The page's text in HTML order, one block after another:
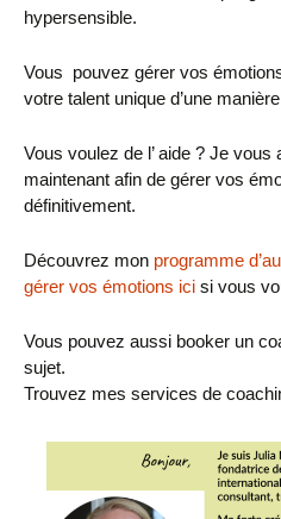
hypersensible.
Vous pouvez gérer vos
votre talent unique d’une
Vous voulez de l’ aide ? Je vous
maintenant afin de gérer vos
définitivement.
Découvrez mon programme
gérer vos émotions ici si vous
Vous pouvez aussi booker un
sujet.
Trouvez mes services de